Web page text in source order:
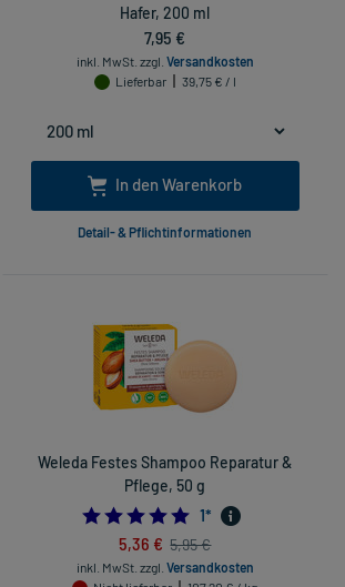
Hafer, 200 ml
7,95 €
inkl. MwSt. zzgl. Versandkosten
Lieferbar
39,75 € / l
In den Warenkorb
Detail- & Pflichtinformationen
Weleda Festes Shampoo Reparatur &
Pflege, 50 g
5.0
1*
5,36 € 5,95 €
inkl. MwSt. zzgl. Versandkosten